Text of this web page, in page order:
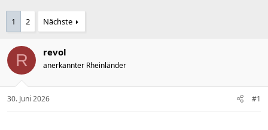
1 2 Nächste
R revol
anerkannter Rheinländer
30. Juni 2026 #1